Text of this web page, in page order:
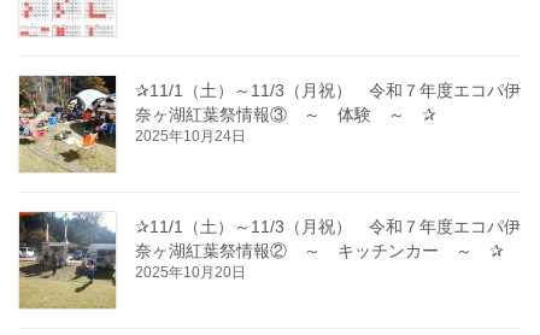
✰11/1（土）～11/3（月祝） 令和７年度エコパ伊
奈ヶ湖紅葉祭情報③ ～ 体験 ～ ✰
2025年10月24日
✰11/1（土）～11/3（月祝） 令和７年度エコパ伊
奈ヶ湖紅葉祭情報② ～ キッチンカー ～ ✰
2025年10月20日